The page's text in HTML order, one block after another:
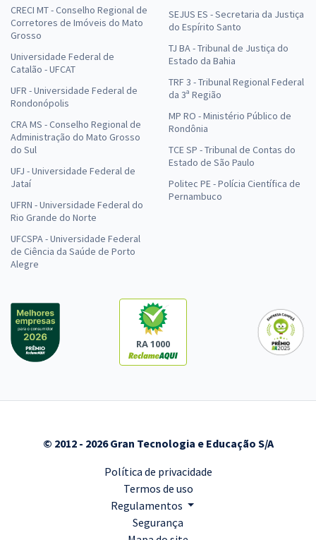
CRECI MT - Conselho Regional de
Corretores de Imóveis do Mato
Grosso
Universidade Federal de
Catalão - UFCAT
UFR - Universidade Federal de
Rondonópolis
CRA MS - Conselho Regional de
Administração do Mato Grosso
do Sul
UFJ - Universidade Federal de
Jataí
UFRN - Universidade Federal do
Rio Grande do Norte
UFCSPA - Universidade Federal
de Ciência da Saúde de Porto
Alegre
SEJUS ES - Secretaria da Justiça
do Espírito Santo
TJ BA - Tribunal de Justiça do
Estado da Bahia
TRF 3 - Tribunal Regional Federal
da 3ª Região
MP RO - Ministério Público de
Rondônia
TCE SP - Tribunal de Contas do
Estado de São Paulo
Politec PE - Polícia Científica de
Pernambuco
RA 1000
© 2012 - 2026 Gran Tecnologia e Educação S/A
Política de privacidade
Termos de uso
Regulamentos
Segurança